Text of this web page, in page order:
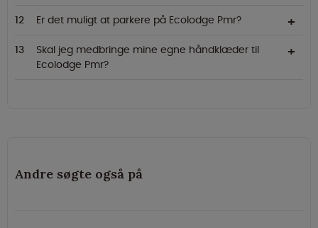
Er det muligt at parkere på Ecolodge Pmr?
Skal jeg medbringe mine egne håndklæder til
Ecolodge Pmr?
Andre søgte også på